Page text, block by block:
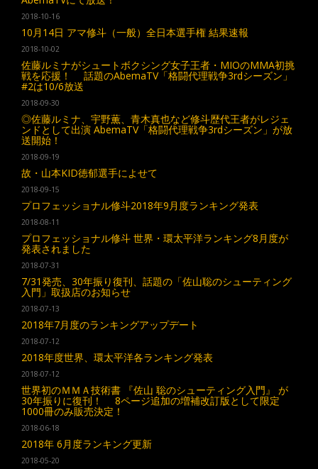
2018-10-16
10月14日 アマ修斗（一般）全日本選手権 結果速報
2018-10-02
佐藤ルミナがシュートボクシング女子王者・MIOのMMA初挑
戦を応援！ 話題のAbemaTV「格闘代理戦争3rdシーズン」
#2は10/6放送
2018-09-30
◎佐藤ルミナ、宇野薫、青木真也など修斗歴代王者がレジェ
ンドとして出演 AbemaTV「格闘代理戦争3rdシーズン」が放
送開始！
2018-09-19
故・山本KID徳郁選手によせて
2018-09-15
プロフェッショナル修斗2018年9月度ランキング発表
2018-08-11
プロフェッショナル修斗 世界・環太平洋ランキング8月度が
発表されました
2018-07-31
7/31発売、30年振り復刊、話題の「佐山聡のシューティング
入門」取扱店のお知らせ
2018-07-13
2018年7月度のランキングアップデート
2018-07-12
2018年度世界、環太平洋各ランキング発表
2018-07-12
世界初のＭＭＡ技術書 『佐山 聡のシューティング入門』 が
30年振りに復刊！ 8ページ追加の増補改訂版として限定
1000冊のみ販売決定！
2018-06-18
2018年 6月度ランキング更新
2018-05-20